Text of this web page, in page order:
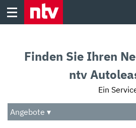
Skip
Audio
Das Beste
Finden Sie Ihren
ntv
Ein
Angebote ▾